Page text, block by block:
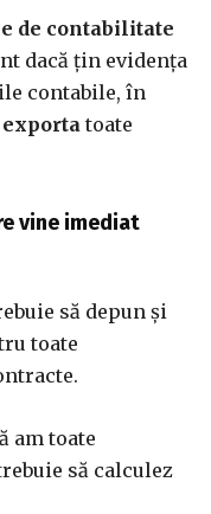
de contabilitate
dacă țin evidența
contabile, în
exporta toate
vine imediat
să depun și
toate
am toate
să calculez